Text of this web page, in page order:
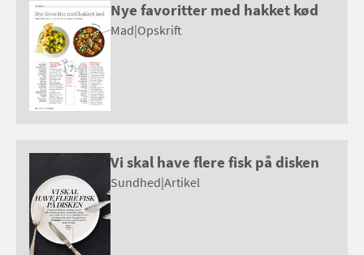
Nye favoritter med hakket kød
Mad|Opskrift
Vi skal have flere fisk på disken
Sundhed|Artikel